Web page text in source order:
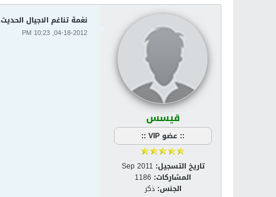
قيسس
:: عضو VIP ::
تاريخ التسجيل: Sep 2011
المشاركات: 1186
الجنس: ذكر
نغمة تناغم الاجيال الحديث
04-18-2012, 10:23 PM